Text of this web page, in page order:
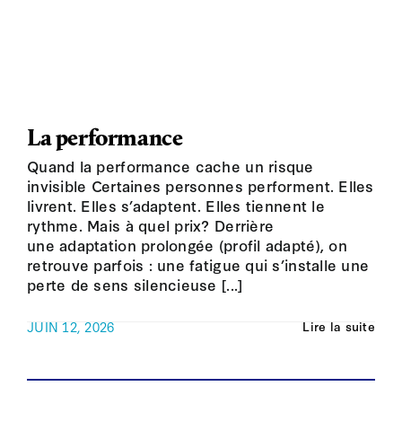
La performance
JUIN 12, 2026
Quand la performance cache un risque
invisible Certaines personnes performent. Elles
livrent. Elles s’adaptent. Elles tiennent le
rythme. Mais à quel prix? Derrière
une adaptation prolongée (profil adapté), on
retrouve parfois : une fatigue qui s’installe une
perte de sens silencieuse [...]
Lire la suite